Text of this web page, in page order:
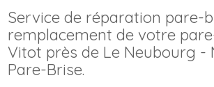
Service de réparation pare-
remplacement de votre
Vitot près de Le Neubourg -
Pare-Brise.